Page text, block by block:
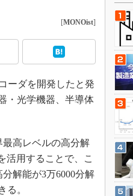
CAE
[MONOist]
ーダを開発したと発
・光学機器、半導体
高レベルの高分解
活用することで、こ
解能が3万6000分解
る。